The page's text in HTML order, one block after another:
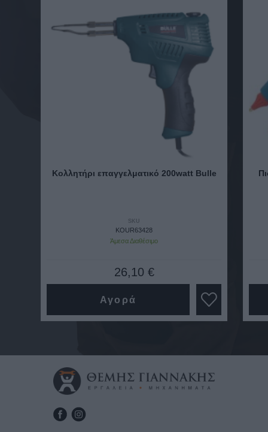
Κολλητήρι επαγγελματικό 200watt Bulle
SKU
KOUR63428
Άμεσα Διαθέσιμο
26,10 €
Αγορά